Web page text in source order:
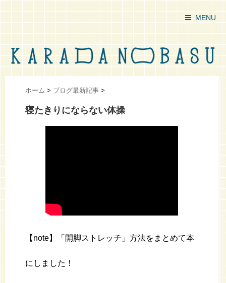
MENU
ホーム > ブログ最新記事 >
寝たきりにならない体操
【note】「開脚ストレッチ」方法をまとめて本
にしました！